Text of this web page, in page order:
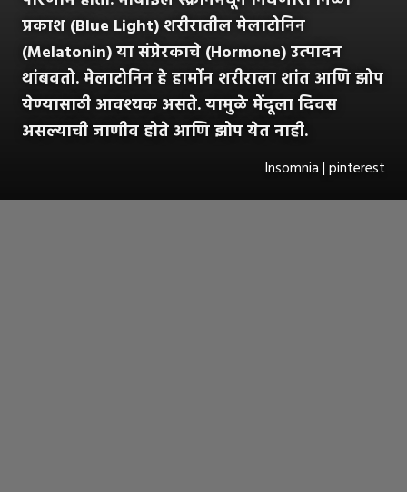
प्रकाश (Blue Light) शरीरातील मेलाटोनिन
(Melatonin) या संप्रेरकाचे (Hormone) उत्पादन
थांबवतो. मेलाटोनिन हे हार्मोन शरीराला शांत आणि झोप
येण्यासाठी आवश्यक असते. यामुळे मेंदूला दिवस
असल्याची जाणीव होते आणि झोप येत नाही.
Insomnia | pinterest